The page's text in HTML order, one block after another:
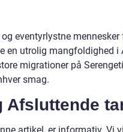
eventyrlystne
en utrolig mangfoldighed
migrationer på
smag.
Afsluttende